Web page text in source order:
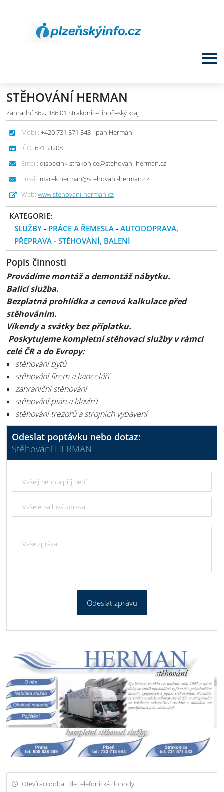
STĚHOVÁNÍ HERMAN
Zahradní 862, 386 01 Strakonice Jihočeský kraj
Mobil: +420 731 571 543 - pan Herman
IČO: 67153208
Email: dispecink-strakonice@stehovani-herman.cz
Email: marek.herman@stehovani-herman.cz
Web: www.stehovani-herman.cz
KATEGORIE:
SLUŽBY - PRÁCE A ŘEMESLA -AUTODOPRAVA,
PŘEPRAVA -STĚHOVÁNÍ, BALENÍ
Popis činnosti
Provádíme montáž a demontáž nábytku.
Balicí služba.
Bezplatná prohlídka a cenová kalkulace před
stěhováním.
Víkendy a svátky bez příplatku.
Poskytujeme kompletní stěhovací služby v rámci
celé ČR a do Evropy:
stěhování bytů
stěhování firem a kanceláří
zahraniční stěhování
stěhování pián a klavírů
stěhování trezorů a strojních vybavení
Odeslat poptávku nebo dotaz:
Stěhování HERMAN
Odeslat zprávu
Otevírací doba: Dle telefonické dohody.